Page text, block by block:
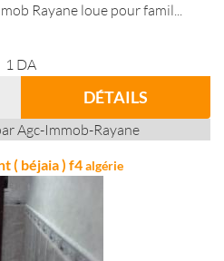
Rayane loue pour famil...
1 DA
DÉTAILS
Agc-Immob-Rayane
( béjaia ) f4algérie